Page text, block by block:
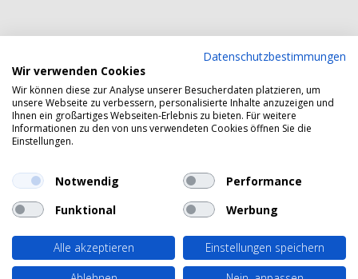
Datenschutzbestimmungen
Wir verwenden Cookies
Wir können diese zur Analyse unserer Besucherdaten platzieren, um
unsere Webseite zu verbessern, personalisierte Inhalte anzuzeigen und
Ihnen ein großartiges Webseiten-Erlebnis zu bieten. Für weitere
Informationen zu den von uns verwendeten Cookies öffnen Sie die
Einstellungen.
Notwendig
Performance
Funktional
Werbung
Alle akzeptieren
Einstellungen speichern